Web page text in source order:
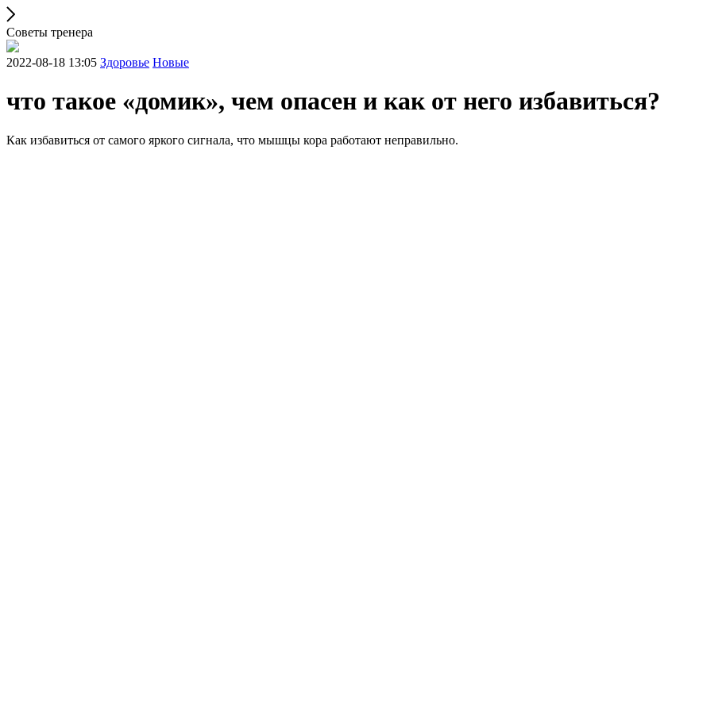
Советы тренера
2022-08-18 13:05 Здоровье Новые
что такое «домик», чем опасен и как от него избавиться?
Как избавиться от самого яркого сигнала, что мышцы кора работают неправильно.